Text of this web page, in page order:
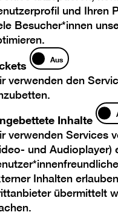
und Ihren
Besucher*innen
Tickets
Aus
verwenden den
Inhalte
verwenden Services
und
Inhalten
übermittelt